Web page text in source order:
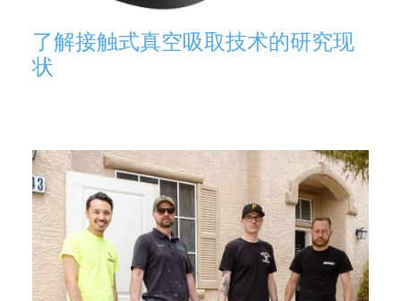
了解接触式真空吸取技术的研究现
状